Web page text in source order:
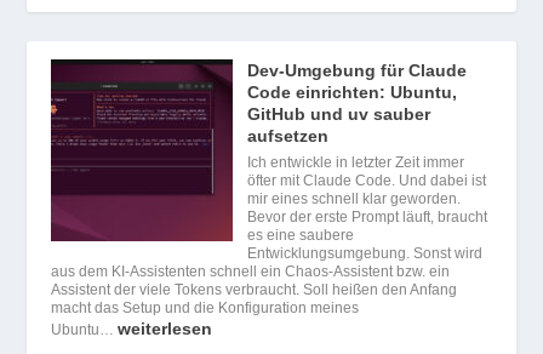
Dev-Umgebung für Claude
Code einrichten: Ubuntu,
GitHub und uv sauber
aufsetzen
Ich entwickle in letzter Zeit immer
öfter mit Claude Code. Und dabei ist
mir eines schnell klar geworden.
Bevor der erste Prompt läuft, braucht
es eine saubere
Entwicklungsumgebung. Sonst wird
aus dem KI-Assistenten schnell ein Chaos-Assistent bzw. ein
Assistent der viele Tokens verbraucht. Soll heißen den Anfang
macht das Setup und die Konfiguration meines
Ubuntu…weiterlesen